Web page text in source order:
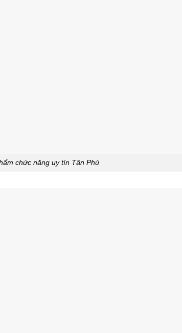
chức năng uy tín Tân Phú